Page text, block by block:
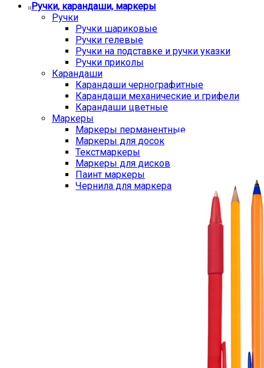
Ручки, карандаши, маркеры
Ручки
Ручки шариковые
Ручки гелевые
Ручки на подставке и ручки указки
Ручки приколы
Карандаши
Карандаши чернографитные
Карандаши механические и грифели
Карандаши цветные
Маркеры
Маркеры перманентные
Маркеры для досок
Текстмаркеры
Маркеры для дисков
Паинт маркеры
Чернила для маркера